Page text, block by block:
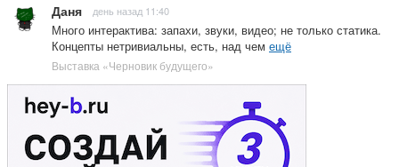
Даня день назад 11:40
Много интерактива: запахи, звуки, видео; не только статика.
Концепты нетривиальны, есть, над чем ещё
Выставка «Черновик будущего»